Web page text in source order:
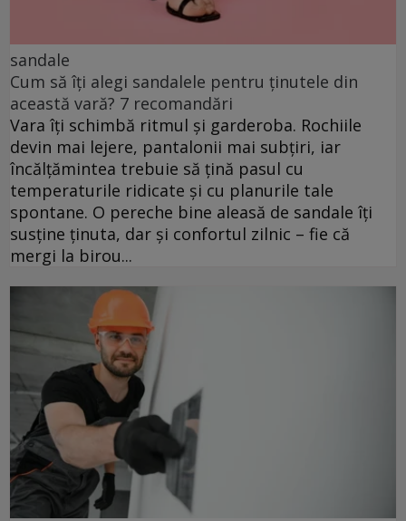
sandale
Cum să îți alegi sandalele pentru ținutele din
această vară? 7 recomandări
Vara îți schimbă ritmul și garderoba. Rochiile
devin mai lejere, pantalonii mai subțiri, iar
încălțămintea trebuie să țină pasul cu
temperaturile ridicate și cu planurile tale
spontane. O pereche bine aleasă de sandale îți
susține ținuta, dar și confortul zilnic – fie că
mergi la birou...